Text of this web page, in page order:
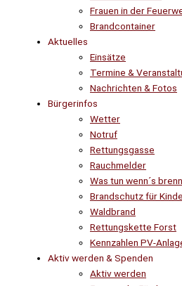
Frauen in der
Brandcontainer
Aktuelles
Einsätze
Termine &
Nachrichten & Fotos
Bürgerinfos
Wetter
Notruf
Rettungsgasse
Rauchmelder
Was tun wenn´s
Brandschutz für
Waldbrand
Rettungskette Forst
Kennzahlen PV-
Aktiv werden & Spenden
Aktiv werden